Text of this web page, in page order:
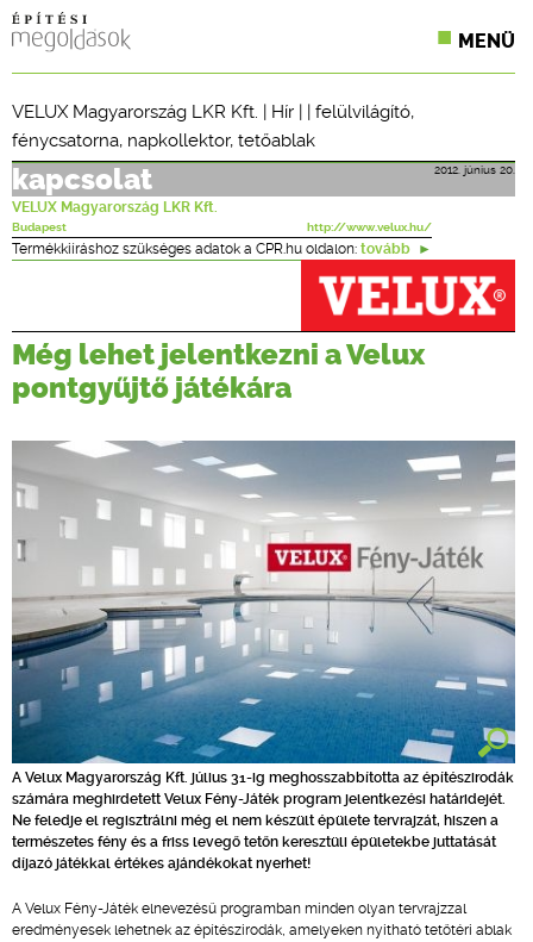
MENÜ
SZAKLAPOK
CPR TERMÉKKIÍRÁS
ÉPÍTÉSI JOG
ONLINE KÉPZÉSEK
TERVEZÉSI SEGÉDLETEK
VELUX Magyarország LKR Kft. | Hír | | felülvilágító,
fénycsatorna, napkollektor, tetőablak
2012. június 20.
kapcsolat
VELUX Magyarország LKR Kft.
Budapest http://www.velux.hu/
Termékkiíráshoz szükséges adatok a CPR.hu oldalon: tovább
Még lehet jelentkezni a Velux
pontgyűjtő játékára
A Velux Magyarország Kft. július 31-ig meghosszabbította az építészirodák
számára meghirdetett Velux Fény-Játék program jelentkezési határidejét.
Ne feledje el regisztrálni még el nem készült épülete tervrajzát, hiszen a
természetes fény és a friss levegő tetőn keresztüli épületekbe juttatását
díjazó játékkal értékes ajándékokat nyerhet!
A Velux Fény-Játék elnevezésű programban minden olyan tervrajzzal
eredményesek lehetnek az építészirodák, amelyeken nyitható tetőtéri ablak